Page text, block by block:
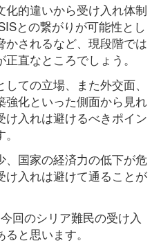
的違いから受け入れ体制
との繋がりが可能性とし
されるなど、現段階では
直なところでしょう。
ての立場、また外交面、
化といった側面から見れ
入れは避けるべきポイン
、国家の経済力の低下が危
入れは避けて通ることが
回のシリア難民の受け入
と思います。